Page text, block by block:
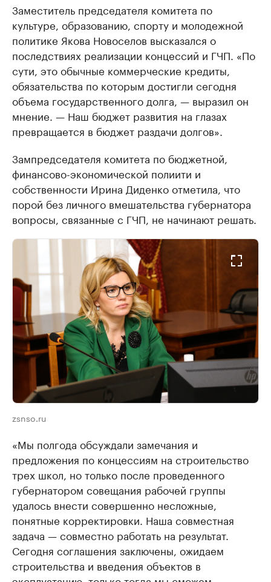
Заместитель председателя комитета по
культуре, образованию, спорту и молодежной
политике Якова Новоселов высказался о
последствиях реализации концессий и ГЧП. «По
сути, это обычные коммерческие кредиты,
обязательства по которым достигли сегодня
объема государственного долга, — выразил он
мнение. — Наш бюджет развития на глазах
превращается в бюджет раздачи долгов».
Зампредседателя комитета по бюджетной,
финансово-экономической полиити и
собственности Ирина Диденко отметила, что
порой без личного вмешательства губернатора
вопросы, связанные с ГЧП, не начинают решать.
zsnso.ru
«Мы полгода обсуждали замечания и
предложения по концессиям на строительство
трех школ, но только после проведенного
губернатором совещания рабочей группы
удалось внести совершенно несложные,
понятные корректировки. Наша совместная
задача — совместно работать на результат.
Сегодня соглашения заключены, ожидаем
строительства и введения объектов в